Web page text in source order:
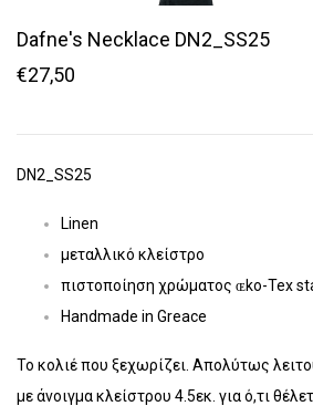
Dafne's Necklace DN2_SS25
€27,50
DN2_SS25
Linen
μεταλλικό κλείστρο
πιστοποίηση χρώματος ɶko-Tex
Handmade in Greace
Το κολιέ που ξεχωρίζει. Απολύτως
με άνοιγμα κλείστρου 4.5εκ. για ό,τι